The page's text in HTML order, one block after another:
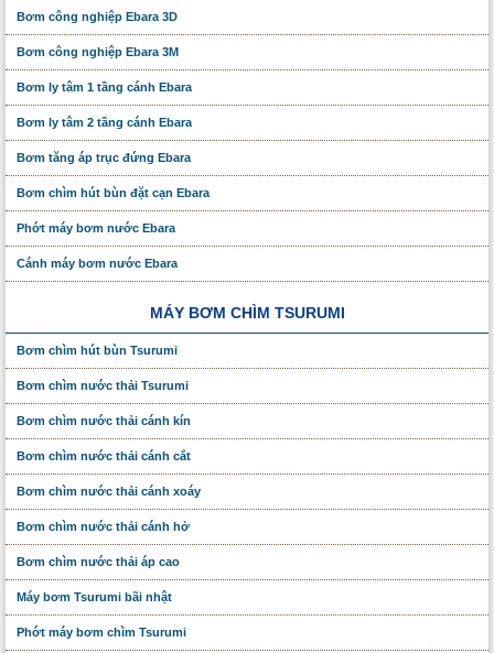
Bơm công nghiệp Ebara 3D
Bơm công nghiệp Ebara 3M
Bơm ly tâm 1 tầng cánh Ebara
Bơm ly tâm 2 tầng cánh Ebara
Bơm tăng áp trục đứng Ebara
Bơm chìm hút bùn đặt cạn Ebara
Phớt máy bơm nước Ebara
Cánh máy bơm nước Ebara
MÁY BƠM CHÌM TSURUMI
Bơm chìm hút bùn Tsurumi
Bơm chìm nước thải Tsurumi
Bơm chìm nước thải cánh kín
Bơm chìm nước thải cánh cắt
Bơm chìm nước thải cánh xoáy
Bơm chìm nước thải cánh hở
Bơm chìm nước thải áp cao
Máy bơm Tsurumi bãi nhật
Phớt máy bơm chìm Tsurumi